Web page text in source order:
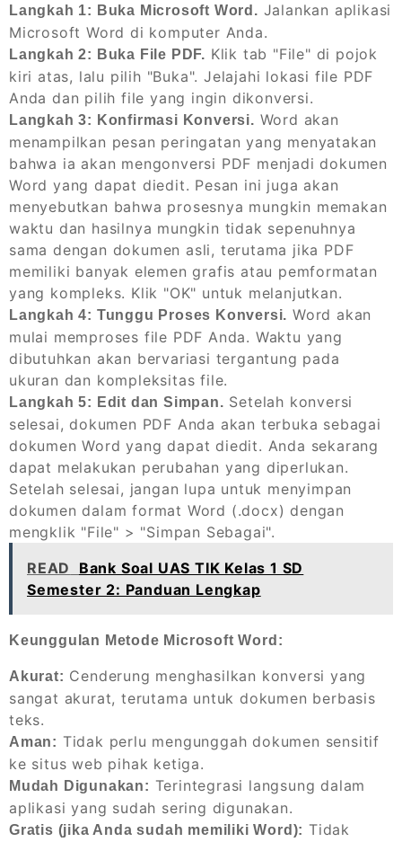
Langkah 1: Buka Microsoft Word. Jalankan aplikasi
Microsoft Word di komputer Anda.
Langkah 2: Buka File PDF. Klik tab "File" di pojok
kiri atas, lalu pilih "Buka". Jelajahi lokasi file PDF
Anda dan pilih file yang ingin dikonversi.
Langkah 3: Konfirmasi Konversi. Word akan
menampilkan pesan peringatan yang menyatakan
bahwa ia akan mengonversi PDF menjadi dokumen
Word yang dapat diedit. Pesan ini juga akan
menyebutkan bahwa prosesnya mungkin memakan
waktu dan hasilnya mungkin tidak sepenuhnya
sama dengan dokumen asli, terutama jika PDF
memiliki banyak elemen grafis atau pemformatan
yang kompleks. Klik "OK" untuk melanjutkan.
Langkah 4: Tunggu Proses Konversi. Word akan
mulai memproses file PDF Anda. Waktu yang
dibutuhkan akan bervariasi tergantung pada
ukuran dan kompleksitas file.
Langkah 5: Edit dan Simpan. Setelah konversi
selesai, dokumen PDF Anda akan terbuka sebagai
dokumen Word yang dapat diedit. Anda sekarang
dapat melakukan perubahan yang diperlukan.
Setelah selesai, jangan lupa untuk menyimpan
dokumen dalam format Word (.docx) dengan
mengklik "File" > "Simpan Sebagai".
READ
Bank Soal UAS TIK Kelas 1 SD
Semester 2: Panduan Lengkap
Keunggulan Metode Microsoft Word:
Akurat: Cenderung menghasilkan konversi yang
sangat akurat, terutama untuk dokumen berbasis
teks.
Aman: Tidak perlu mengunggah dokumen sensitif
ke situs web pihak ketiga.
Mudah Digunakan: Terintegrasi langsung dalam
aplikasi yang sudah sering digunakan.
Gratis (jika Anda sudah memiliki Word): Tidak